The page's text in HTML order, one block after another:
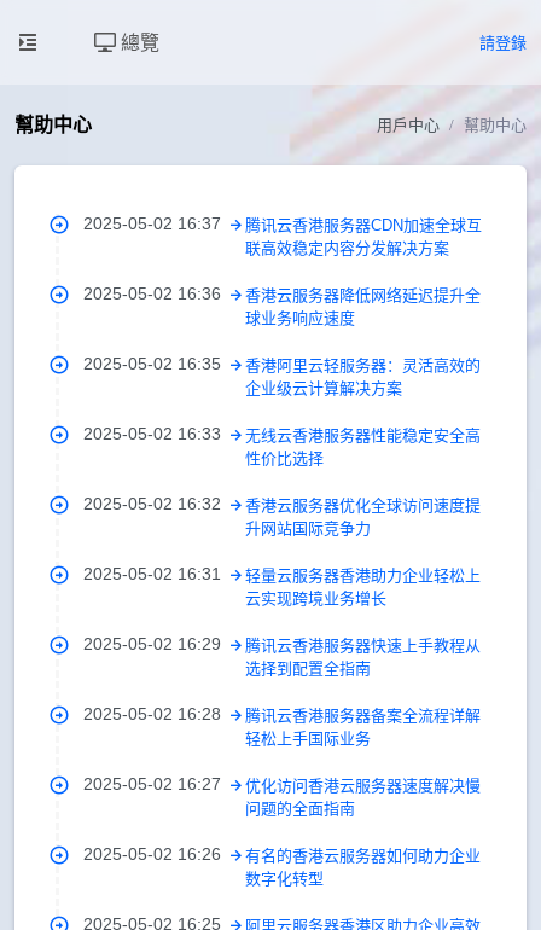
總覽 請登錄
幫助中心 用戶中心 幫助中心
2025-05-02 16:37
腾讯云香港服务器CDN加速全球互
联高效稳定内容分发解决方案
2025-05-02 16:36
香港云服务器降低网络延迟提升全
球业务响应速度
2025-05-02 16:35
香港阿里云轻服务器：灵活高效的
企业级云计算解决方案
2025-05-02 16:33
无线云香港服务器性能稳定安全高
性价比选择
2025-05-02 16:32
香港云服务器优化全球访问速度提
升网站国际竞争力
2025-05-02 16:31
轻量云服务器香港助力企业轻松上
云实现跨境业务增长
2025-05-02 16:29
腾讯云香港服务器快速上手教程从
选择到配置全指南
2025-05-02 16:28
腾讯云香港服务器备案全流程详解
轻松上手国际业务
2025-05-02 16:27
优化访问香港云服务器速度解决慢
问题的全面指南
2025-05-02 16:26
有名的香港云服务器如何助力企业
数字化转型
2025-05-02 16:25
阿里云服务器香港区助力企业高效